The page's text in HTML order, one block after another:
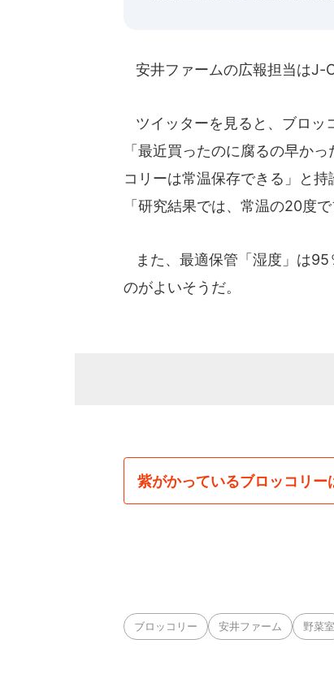
安井ファームの広報担当はJ-
ツイッターを見ると、ブロッ
「最近買ったのに腐るの早か
コリーは常温保存できる」と
「研究結果では、常温の20度
また、最適保管「湿度」は95
のがよいそうだ。
紫がかっているブロッコリー
ブロッコリー 安井ファーム 野菜室